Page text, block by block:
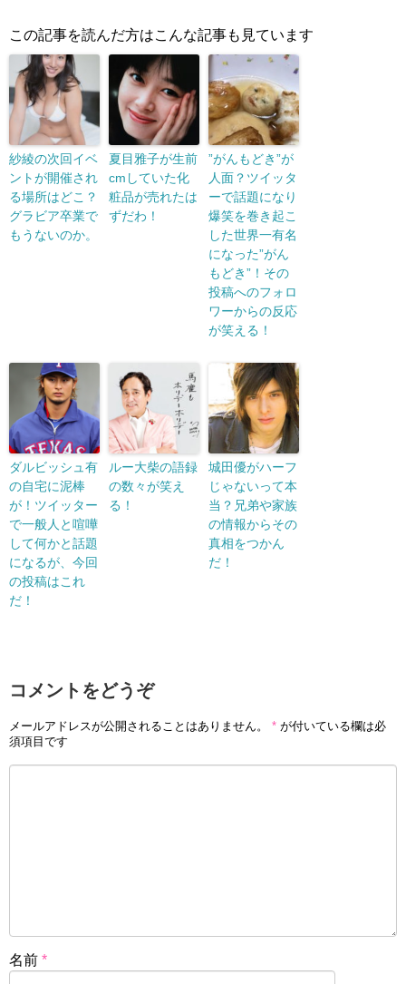
この記事を読んだ方はこんな記事も見ています
紗綾の次回イベ
ントが開催され
る場所はどこ？
グラビア卒業で
もうないのか。
夏目雅子が生前
cmしていた化
粧品が売れたは
ずだわ！
”がんもどき”が
人面？ツイッタ
ーで話題になり
爆笑を巻き起こ
した世界一有名
になった”がん
もどき”！その
投稿へのフォロ
ワーからの反応
が笑える！
ダルビッシュ有
の自宅に泥棒
が！ツイッター
で一般人と喧嘩
して何かと話題
になるが、今回
の投稿はこれ
だ！
ルー大柴の語録
の数々が笑え
る！
城田優がハーフ
じゃないって本
当？兄弟や家族
の情報からその
真相をつかん
だ！
コメントをどうぞ
メールアドレスが公開されることはありません。 * が付いている欄は必
須項目です
名前 *